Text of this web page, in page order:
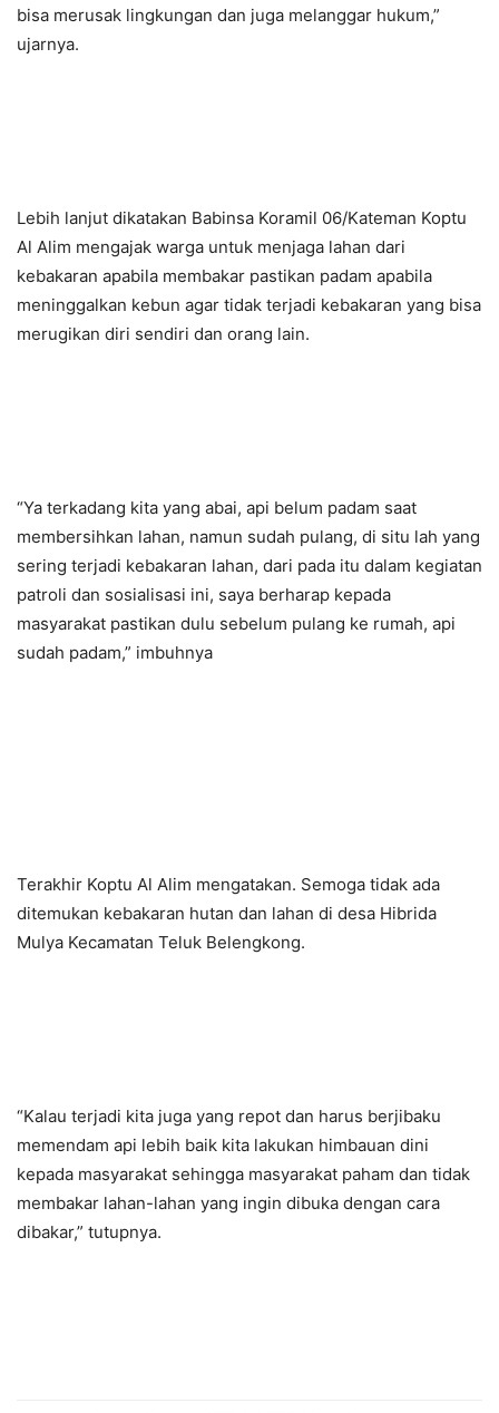
bisa merusak lingkungan dan juga melanggar hukum,”
ujarnya.
Lebih lanjut dikatakan Babinsa Koramil 06/Kateman Koptu
Al Alim mengajak warga untuk menjaga lahan dari
kebakaran apabila membakar pastikan padam apabila
meninggalkan kebun agar tidak terjadi kebakaran yang bisa
merugikan diri sendiri dan orang lain.
“Ya terkadang kita yang abai, api belum padam saat
membersihkan lahan, namun sudah pulang, di situ lah yang
sering terjadi kebakaran lahan, dari pada itu dalam kegiatan
patroli dan sosialisasi ini, saya berharap kepada
masyarakat pastikan dulu sebelum pulang ke rumah, api
sudah padam,” imbuhnya
Terakhir Koptu Al Alim mengatakan. Semoga tidak ada
ditemukan kebakaran hutan dan lahan di desa Hibrida
Mulya Kecamatan Teluk Belengkong.
“Kalau terjadi kita juga yang repot dan harus berjibaku
memendam api lebih baik kita lakukan himbauan dini
kepada masyarakat sehingga masyarakat paham dan tidak
membakar lahan-lahan yang ingin dibuka dengan cara
dibakar,” tutupnya.